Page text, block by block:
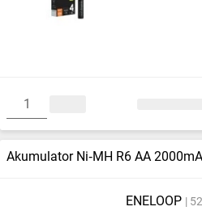
Akumulator Ni‑MH R6 AA
ENELOOP